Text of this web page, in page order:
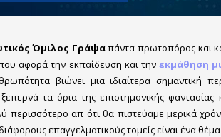
Όμιλος Γράψαπάντα πρωτοπόρος και
αφορά την εκπαίδευση και τηνεκμάθηση
βιώνει μια ιδιαίτερα σημαντική
τα όρια της επιστημονικής φαντασίας
περισσότερο απ ότι θα πιστεύαμε μερικά
επαγγελματικούς τομείς είναι ένα